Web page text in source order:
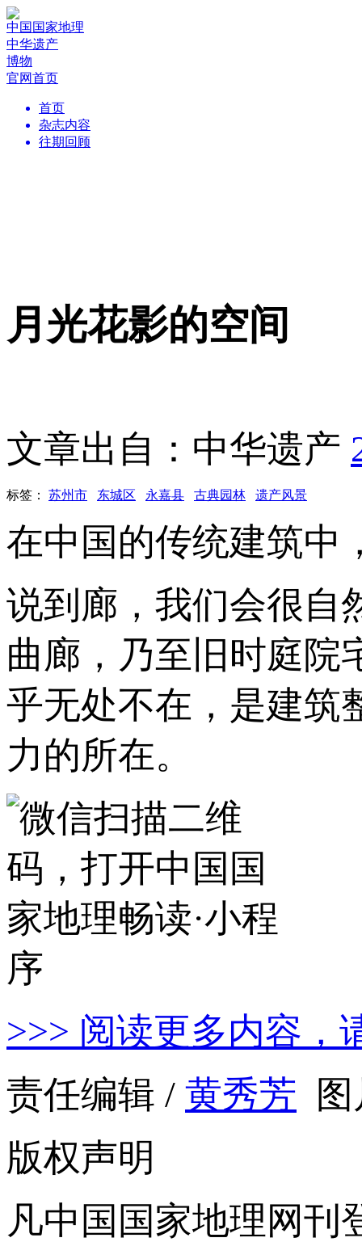
中国国家地理
中华遗产
博物
官网首页
首页
杂志内容
往期回顾
月光花影的空间
文章出自：中华遗产
标签： 苏州市 东城区 永嘉县 古典园林 遗产风景
在中国的传统建筑中
说到廊，我们会很自
曲廊，乃至旧时庭院
乎无处不在，是建筑
力的所在。
>>> 阅读更多内容，
责任编辑 / 黄秀芳
版权声明
凡中国国家地理网刊